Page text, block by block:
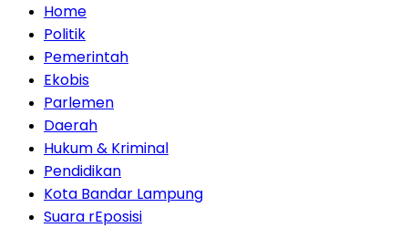
Home
Politik
Pemerintah
Ekobis
Parlemen
Daerah
Hukum & Kriminal
Pendidikan
Kota Bandar Lampung
Suara rEposisi